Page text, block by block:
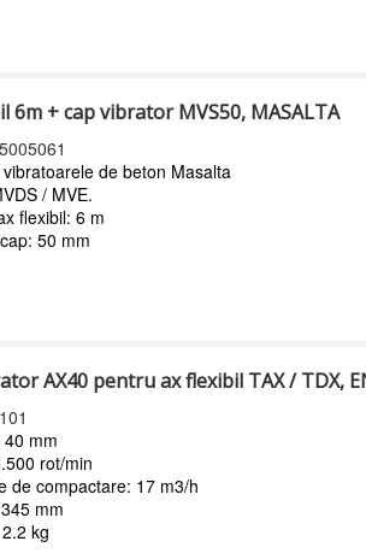
6m + cap vibrator MVS50, MASALTA
de beton Masalta
/ MVE.
flexibil: 6 m
50 mm
AX40 pentru ax flexibil TAX / TDX,
mm
rot/min
de compactare: 17 m3/h
mm
kg